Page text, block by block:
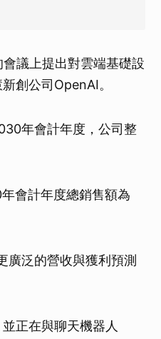
議上提出對雲端基礎設
創公司OpenAI。
年會計年度，公司整
會計年度總銷售額為
廣泛的營收與獲利預測
正在與聊天機器人